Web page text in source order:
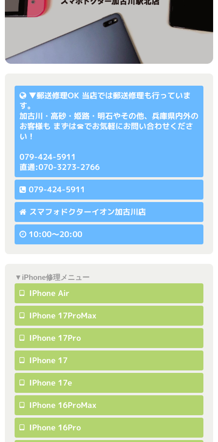
▼郵送修理OK 当店では郵送修理も行っていま
す。
加古川・高砂・姫路・明石やその他、兵庫県内外の
お客様も まずは☎でお気軽にお問い合わせくださ
い！
079-424-5911
直通:070-3273-2766
079-424-5911
スマフォドクターイオン加古川店
10:00〜20:00
▼iPhone修理メニュー
IPhone Air
IPhone 17ProMax
IPhone 17Pro
IPhone 17
IPhone 17e
IPhone 16ProMax
IPhone 16Pro